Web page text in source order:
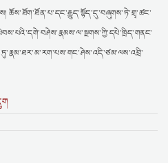
ཆོས་ཐོག་ཐོན་པ་དང་རྒྱུད་སྟོད་དུ་བཞུགས་ཏེ་གྲྭ་ཚང་